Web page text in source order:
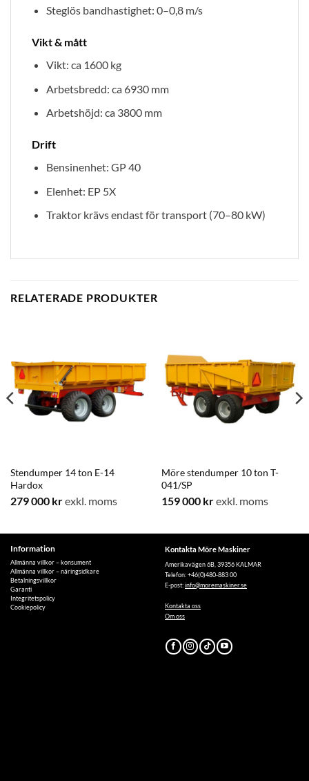
Steglös bandhastighet: 0–0,8 m/s
Vikt & mått
Vikt: ca 1600 kg
Arbetsbredd: ca 6930 mm
Arbetshöjd: ca 3800 mm
Drift
Bensinenhet: GP 40
Elenhet: EP 5X
Traktor krävs endast för transport (70–80 kW)
RELATERADE PRODUKTER
Stendumper 14 ton E-14
Hardox
279 000 krexkl. moms
Möre stendumper 10 ton T-
041/SP
159 000 krexkl. moms
Information
Allmänna villkor – konsument
Allmänna villkor – näringsidkare
Betalningsvillkor
Garanti
Integritetspolicy
Cookiepolicy
Kontakta Möre Maskiner
Amerikavägen 6B, 39356 KALMAR
Telefon: +46(0)480-883 00
E-post:info@moremaskiner.se
Kontakta oss
Om oss